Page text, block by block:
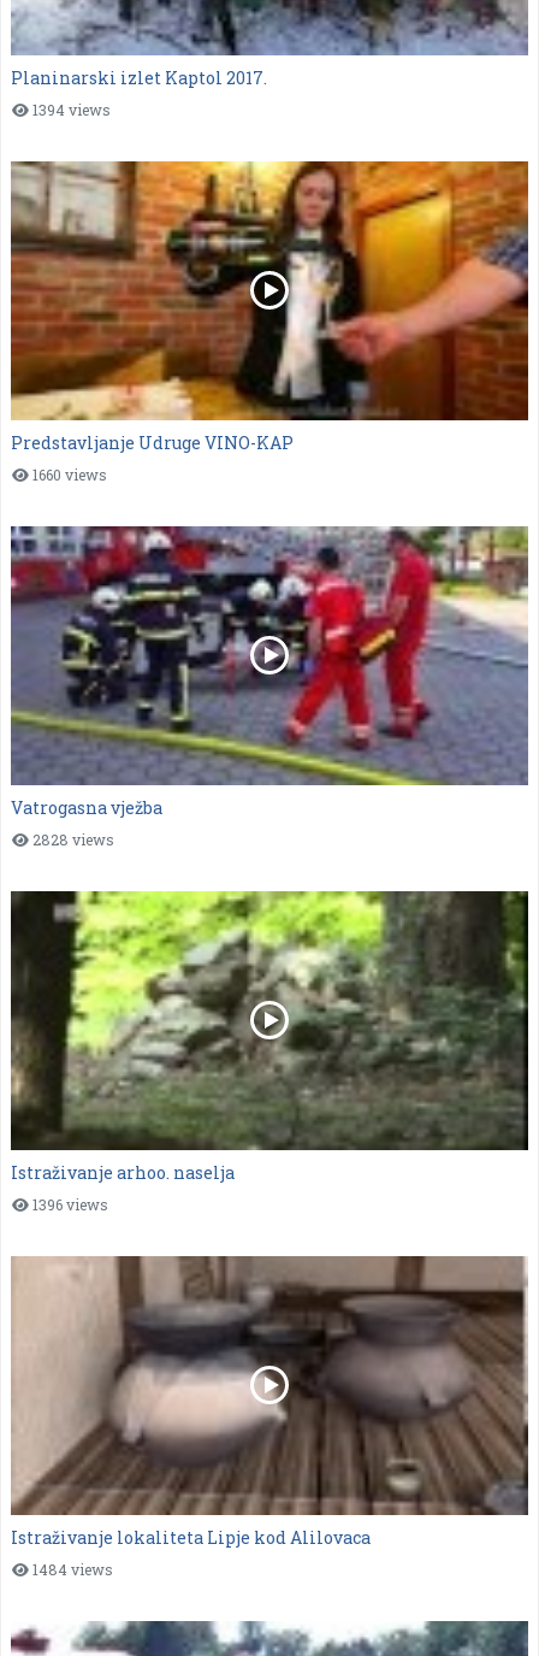
Planinarski izlet Kaptol 2017.
1394 views
Predstavljanje Udruge VINO-KAP
1660 views
Vatrogasna vježba
2828 views
Istraživanje arhoo. naselja
1396 views
Istraživanje lokaliteta Lipje kod Alilovaca
1484 views